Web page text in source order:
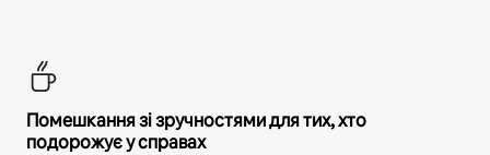
Помешкання зі зручностями для тих, хто
подорожує у справах